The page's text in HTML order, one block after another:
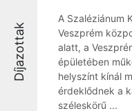
Díjazottak
A Szaléziánum
Veszprém
alatt, a
épületében
helyszínt kínál
érdeklődnek a
széleskörű ...